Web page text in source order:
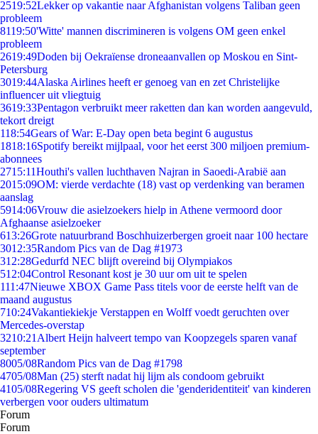
2519:52Lekker op vakantie naar Afghanistan volgens Taliban geen
probleem
8119:50'Witte' mannen discrimineren is volgens OM geen enkel
probleem
2619:49Doden bij Oekraïense droneaanvallen op Moskou en Sint-
Petersburg
3019:44Alaska Airlines heeft er genoeg van en zet Christelijke
influencer uit vliegtuig
3619:33Pentagon verbruikt meer raketten dan kan worden aangevuld,
tekort dreigt
118:54Gears of War: E-Day open beta begint 6 augustus
1818:16Spotify bereikt mijlpaal, voor het eerst 300 miljoen premium-
abonnees
2715:11Houthi's vallen luchthaven Najran in Saoedi-Arabië aan
2015:09OM: vierde verdachte (18) vast op verdenking van beramen
aanslag
5914:06Vrouw die asielzoekers hielp in Athene vermoord door
Afghaanse asielzoeker
613:26Grote natuurbrand Boschhuizerbergen groeit naar 100 hectare
3012:35Random Pics van de Dag #1973
312:28Gedurfd NEC blijft overeind bij Olympiakos
512:04Control Resonant kost je 30 uur om uit te spelen
111:47Nieuwe XBOX Game Pass titels voor de eerste helft van de
maand augustus
710:24Vakantiekiekje Verstappen en Wolff voedt geruchten over
Mercedes-overstap
3210:21 Albert Heijn halveert tempo van Koopzegels sparen vanaf
september
8005/08Random Pics van de Dag #1798
4705/08Man (25) sterft nadat hij lijm als condoom gebruikt
4105/08Regering VS geeft scholen die 'genderidentiteit' van kinderen
verbergen voor ouders ultimatum
Forum
Forum